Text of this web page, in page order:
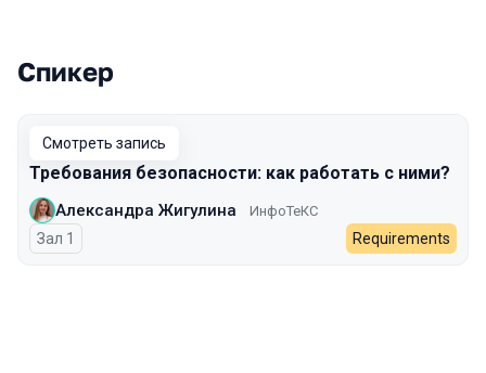
Выступления в сезоне 2023
Спикер
Смотреть запись
Требования безопасности: как работать с ними?
Александра Жигулина ИнфоТеКС
Зал 1 Requirements